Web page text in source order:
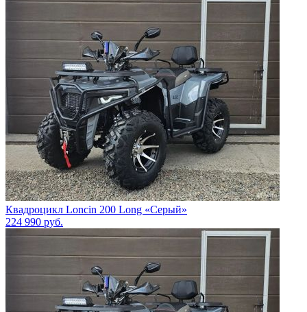
Квадроцикл Loncin 200 Long «Серый»
224 990 руб.